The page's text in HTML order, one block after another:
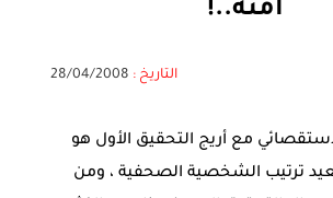
آمنة..!
التاريخ : 28/04/2008
مع أريج التحقيق الأول هو
ترتيب الشخصية الصحفية ، ومن